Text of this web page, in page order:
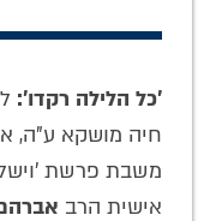
'כל הלילה רקדו':
חיה מושקא ע"ה,
משבת פרשת
אישית הרב אברהם